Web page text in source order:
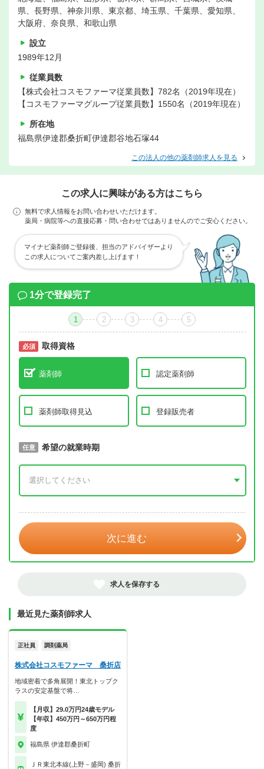
県、長野県、神奈川県、東京都、埼玉県、千葉県、愛知県、
大阪府、奈良県、和歌山県
設立
1989年12月
従業員数
【株式会社コスモファーマ従業員数】782名（2019年現在）
【コスモファーマグループ従業員数】1550名（2019年現在）
所在地
福島県伊達郡桑折町伊達郡谷地石塚44
この法人の他の薬剤師求人を見る
この求人に興味がある方はこちら
無料で求人情報をお問い合わせいただけます。
薬局・病院等への直接応募・問い合わせではありませんのでご安心ください。
マイナビ薬剤師ご登録後、担当のアドバイザーより
この求人についてご案内差し上げます！
1分で登録完了
1 2 3 4 5
必須 取得資格
薬剤師 認定薬剤師
薬剤師取得見込 登録販売者
必須 取得予定年
任意 希望の就業時期
次に進む
求人を保存する
最近見た薬剤師求人
正社員 調剤薬局
株式会社コスモファーマ 桑折店
地域密着で多角展開！東北トップク
ラスの安定基盤で将…
【月収】29.0万円24歳モデル
【年収】450万円～650万円程
度
福島県 伊達郡桑折町
ＪＲ東北本線(上野－盛岡) 桑折